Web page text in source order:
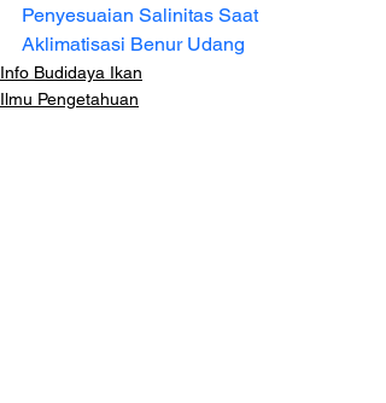
Penyesuaian Salinitas Saat
Aklimatisasi Benur Udang
Info Budidaya Ikan
Ilmu Pengetahuan